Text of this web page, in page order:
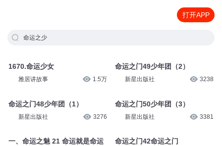
打开APP
命运之少
1670.命运少女
雅居讲故事 1.5万
命运之门48少年团（1）
新星出版社 3276
一、命运之魅 21 命运就是命运
命运之门49少年团（2）
新星出版社 3238
命运之门50少年团（3）
新星出版社 3381
命运之门42命运之门